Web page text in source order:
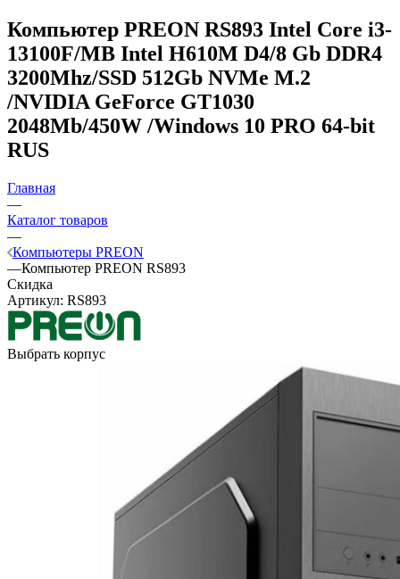
Компьютер PREON RS893 Intel Core i3-
13100F/MB Intel H610M D4/8 Gb DDR4
3200Mhz/SSD 512Gb NVMe M.2
/NVIDIA GeForce GT1030
2048Mb/450W /Windows 10 PRO 64-bit
RUS
Главная
—
Каталог товаров
—
Компьютеры PREON
—Компьютер PREON RS893
Скидка
Артикул: RS893
Выбрать корпус